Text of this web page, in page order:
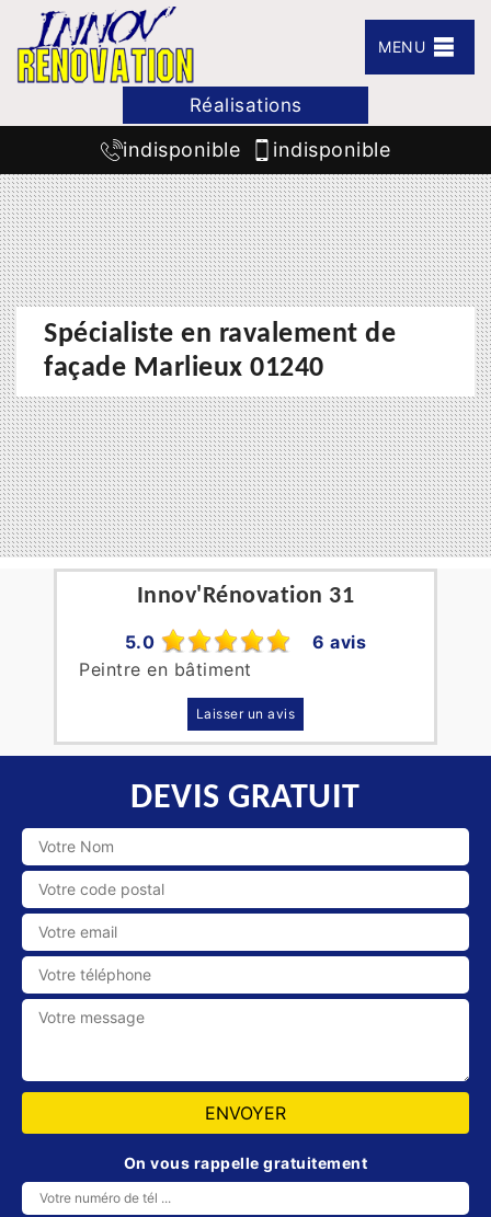
MENU
Réalisations
indisponible indisponible
Spécialiste en ravalement de
façade Marlieux 01240
Innov'Rénovation 31
5.0
6 avis
Peintre en bâtiment
Laisser un avis
DEVIS GRATUIT
On vous rappelle gratuitement